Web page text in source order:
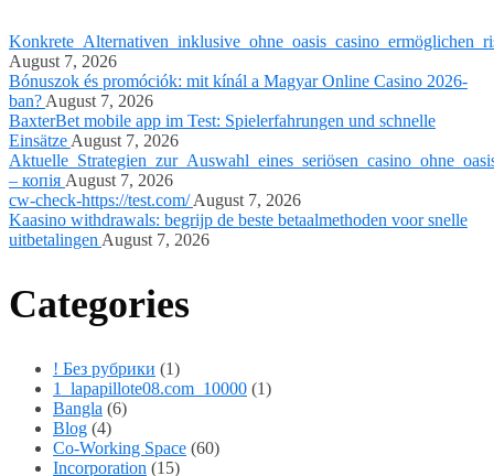
August 7, 2026
Bónuszok és promóciók: mit kínál a Magyar Online Casino 2026-
ban? August 7, 2026
BaxterBet mobile app im Test: Spielerfahrungen und schnelle
Einsätze August 7, 2026
– копія August 7, 2026
cw-check-https://test.com/August 7, 2026
Kaasino withdrawals: begrijp de beste betaalmethoden voor snelle
uitbetalingen August 7, 2026
Categories
! Без рубрики (1)
1_lapapillote08.com_10000 (1)
Bangla (6)
Blog (4)
Co-Working Space (60)
Incorporation (15)